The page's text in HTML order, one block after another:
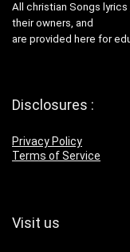
All christian Songs
their owners, and
are provided here for
Disclosures :
Privacy Policy
Terms of Service
Visit us